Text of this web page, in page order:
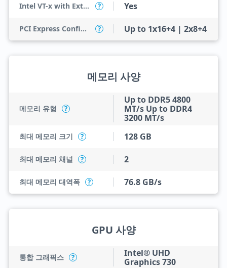
Intel VT-x with Extended Page Tables (EPT) ? Yes
PCI Express Configurations ? Up to 1x16+4 | 2x8+4
메모리 사양
메모리 유형 ?
Up to DDR5 4800
MT/s Up to DDR4
3200 MT/s
최대 메모리 크기 ? 128 GB
최대 메모리 채널 ? 2
최대 메모리 대역폭 ? 76.8 GB/s
GPU 사양
통합 그래픽스 ?
Intel® UHD
Graphics 730